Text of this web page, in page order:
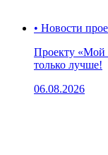
• Новости
Проекту «Мой
только лучше!
06.08.2026